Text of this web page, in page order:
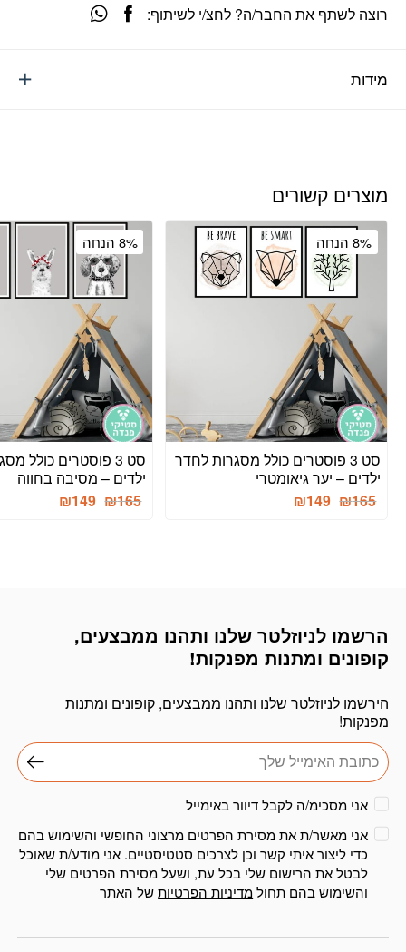
מידות
רוצה לשתף את החבר/ה? לחצ/י לשיתוף:
מוצרים קשורים
8% הנחה
סט 3 פוסטרים כולל מסגרות לחדר
ילדים – יער גיאומטרי
המחיר
₪165
המחיר
₪149
8% הנחה
סט 3 פוסטרים כולל
ילדים – מסיבה בחווה
המחיר
₪165
המחיר
₪149
הרשמו לניוזלטר שלנו ותהנו ממבצעים,
קופונים ומתנות מפנקות!
הירשמו לניוזלטר שלנו ותהנו ממבצעים, קופונים ומתנות
מפנקות!
דוא׳׳ל
אני מסכימ/ה לקבל דיוור באימייל
אני מאשר/ת את מסירת הפרטים מרצוני החופשי והשימוש בהם
כדי ליצור איתי קשר וכן לצרכים סטטיסטיים. אני מודע/ת שאוכל
לבטל את הרישום שלי בכל עת, ושעל מסירת הפרטים שלי
והשימוש בהם תחולמדיניות הפרטיותשל האתר